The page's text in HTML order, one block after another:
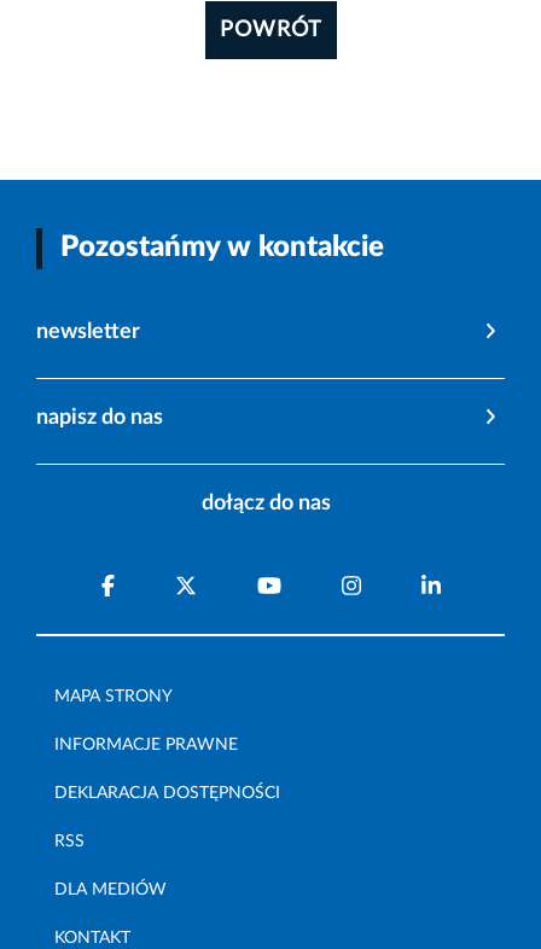
POWRÓT
Pozostańmy w kontakcie
newsletter
napisz do nas
dołącz do nas
MAPA STRONY
INFORMACJE PRAWNE
DEKLARACJA DOSTĘPNOŚCI
RSS
DLA MEDIÓW
KONTAKT